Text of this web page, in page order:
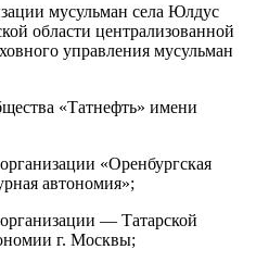
мусульман села Юлдус
области централизованной
управления мусульман
«Татнефть» имени
«Оренбургская
автономия»;
— Татарской
г. Москвы;